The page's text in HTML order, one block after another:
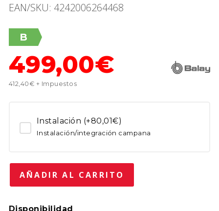
EAN/SKU: 4242006264468
B
499,00€
412,40€ + Impuestos
Instalación (+80,01€)
Instalación/integración campana
Disponibilidad